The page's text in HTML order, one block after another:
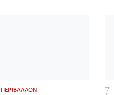
ΠΕΡΙΒΑΛΛΟΝ